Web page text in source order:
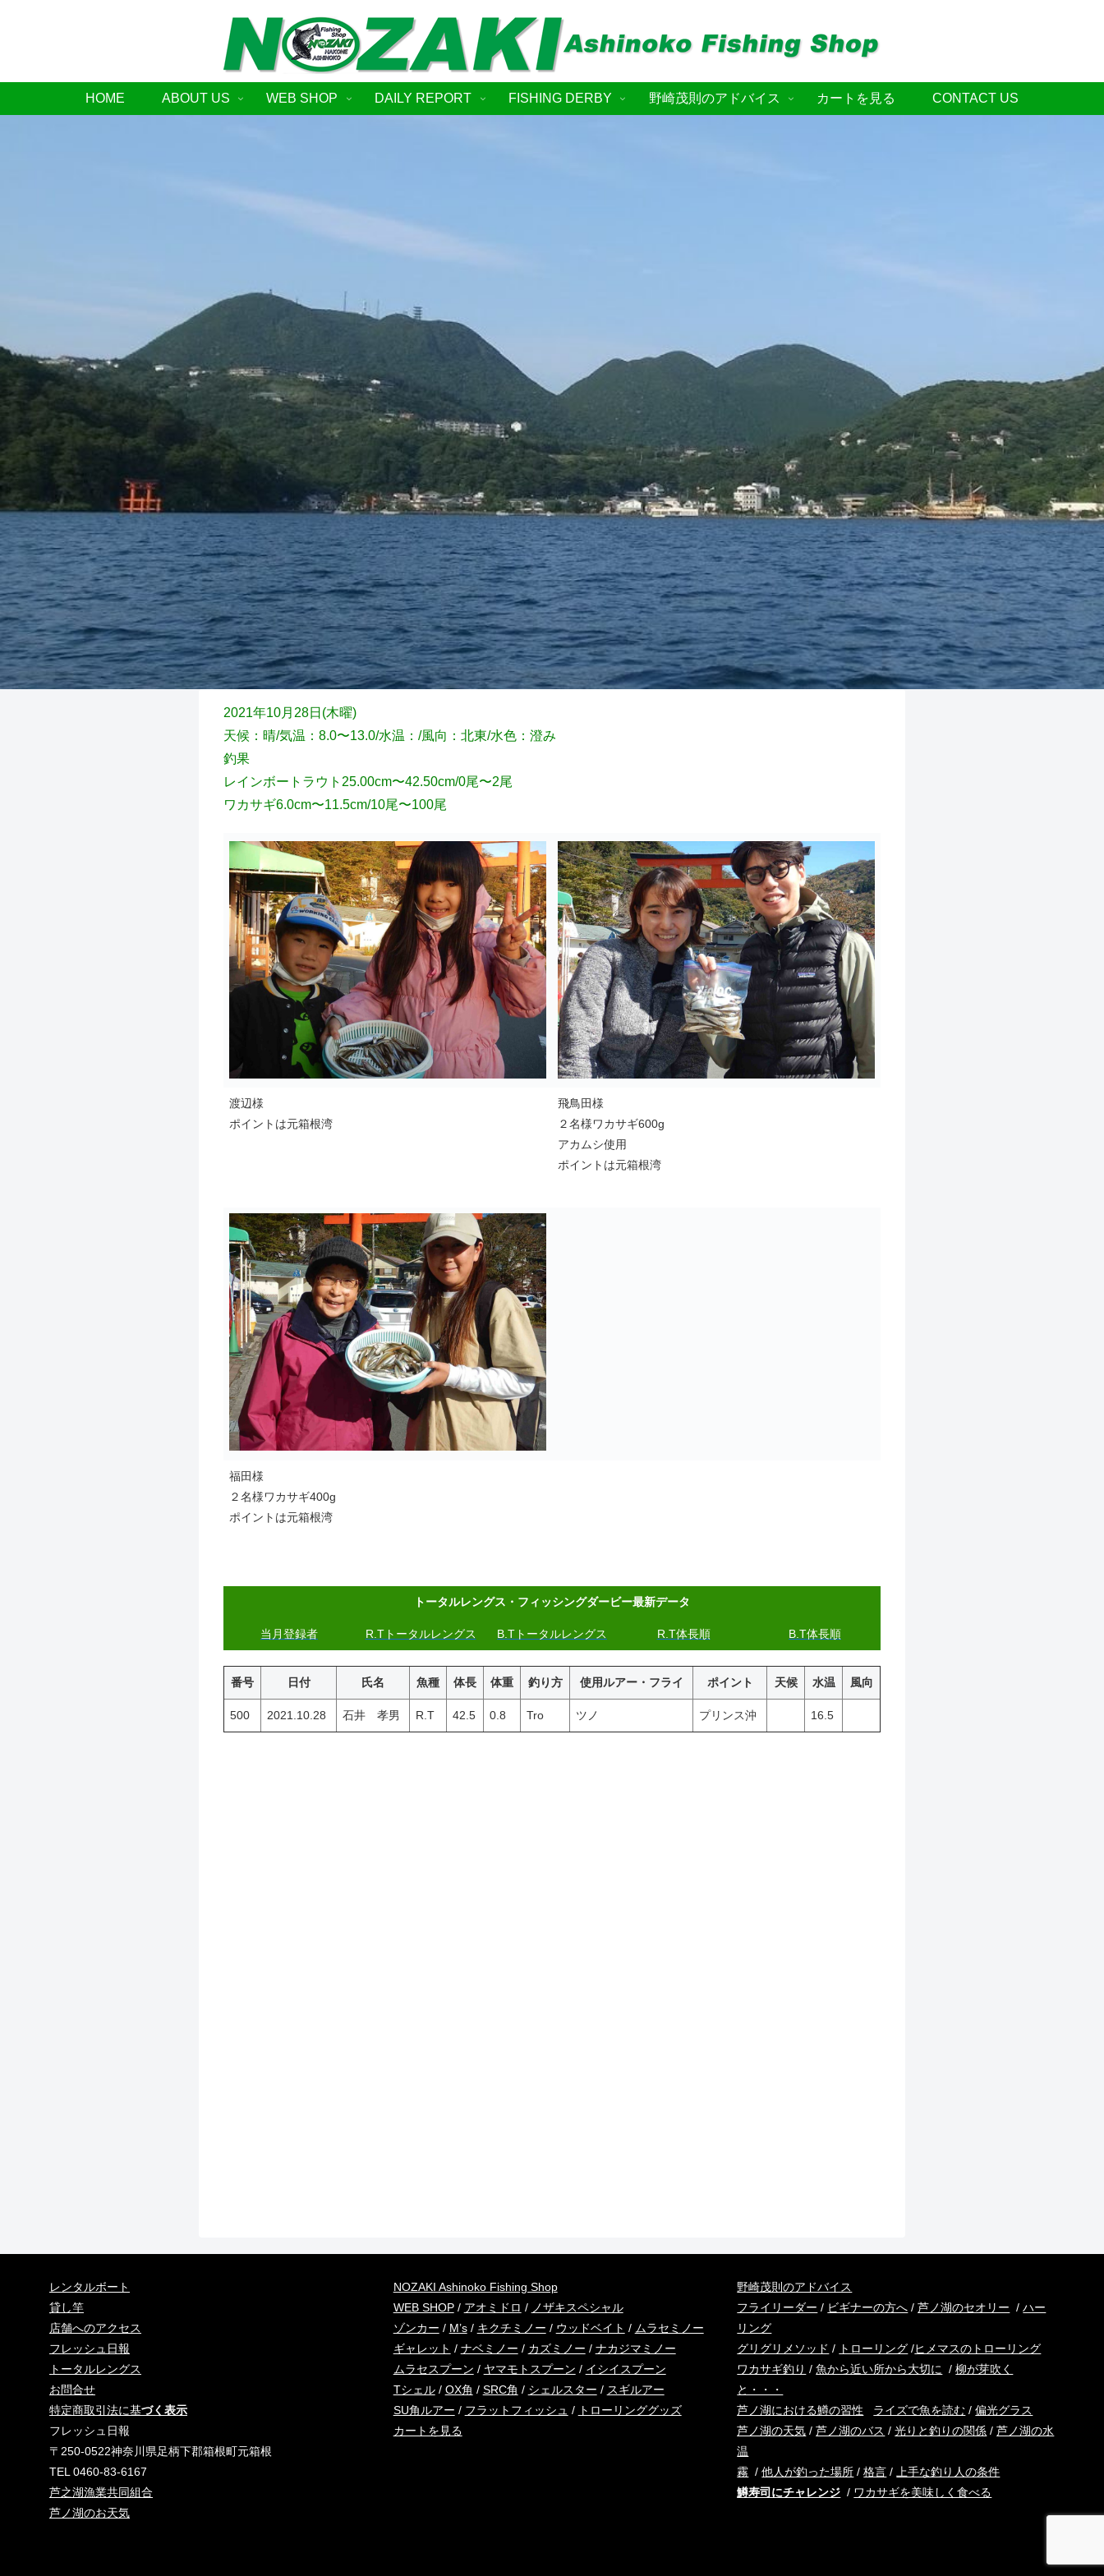
HOME ABOUT US WEB SHOP DAILY REPORT FISHING DERBY 野崎茂則のアドバイス カートを見る CONTACT US
2021年10月28日(木曜)
天候：晴/気温：8.0〜13.0/水温：/風向：北東/水色：澄み
釣果
レインボートラウト25.00cm〜42.50cm/0尾〜2尾
ワカサギ6.0cm〜11.5cm/10尾〜100尾
渡辺様
ポイントは元箱根湾
飛鳥田様
２名様ワカサギ600g
アカムシ使用
ポイントは元箱根湾
福田様
２名様ワカサギ400g
ポイントは元箱根湾
トータルレングス・フィッシングダービー最新データ
当月登録者 R.Tトータルレングス B.Tトータルレングス R.T体長順 B.T体長順
番号 日付 氏名 魚種 体長 体重 釣り方 使用ルアー・フライ ポイント 天候 水温 風向
500 2021.10.28 石井 孝男 R.T 42.5 0.8 Tro ツノ プリンス沖 16.5
レンタルボート
貸し竿
店舗へのアクセス
フレッシュ日報
トータルレングス
お問合せ
特定商取引法に基づく表示
フレッシュ日報
〒250-0522神奈川県足柄下郡箱根町元箱根
TEL 0460-83-6167
芦之湖漁業共同組合
芦ノ湖のお天気
NOZAKI Ashinoko Fishing Shop
WEB SHOP/ アオミドロ / ノザキスペシャル
ゾンカー / M’s/ キクチミノー / ウッドベイト / ムラセミノー
ギャレット / ナベミノー / カズミノー / ナカジマミノー
ムラセスプーン / ヤマモトスプーン / イシイスプーン
Tシェル/ OX角 / SRC角 / シェルスター / スギルアー
SU角ルアー / フラットフィッシュ / トローリンググッズ
カートを見る
野崎茂則のアドバイス
フライリーダー / ビギナーの方へ /芦ノ湖のセオリー /ハー
リング
グリグリメソッド / トローリング /ヒメマスのトローリング
ワカサギ釣り /魚から近い所から大切に /柳が芽吹く
と・・・
芦ノ湖における鱒の習性
ライズで魚を読む /偏光グラス
芦ノ湖の天気 /芦ノ湖のバス /光りと釣りの関係 /芦ノ湖の水
温
霧 /他人が釣った場所 /格言 /
上手な釣り人の条件
鱒寿司にチャレンジ / ワカサギを美味しく食べる